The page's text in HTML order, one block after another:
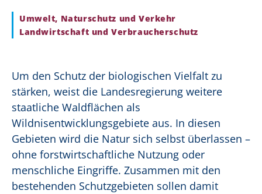
Umwelt, Naturschutz und Verkehr
Landwirtschaft und Verbraucherschutz
Um den Schutz der biologischen Vielfalt zu
stärken, weist die Landesregierung weitere
staatliche Waldflächen als
Wildnisentwicklungsgebiete aus. In diesen
Gebieten wird die Natur sich selbst überlassen –
ohne forstwirtschaftliche Nutzung oder
menschliche Eingriffe. Zusammen mit den
bestehenden Schutzgebieten sollen damit